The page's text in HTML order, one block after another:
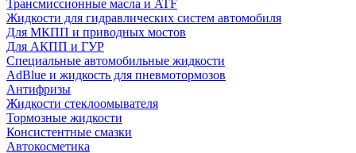
Трансмиссионные масла и ATF
Жидкости для гидравлических систем автомобиля
Для МКПП и приводных мостов
Для АКПП и ГУР
Специальные автомобильные жидкости
AdBlue и жидкость для пневмотормозов
Антифризы
Жидкости стеклоомывателя
Тормозные жидкости
Консистентные смазки
Автокосметика